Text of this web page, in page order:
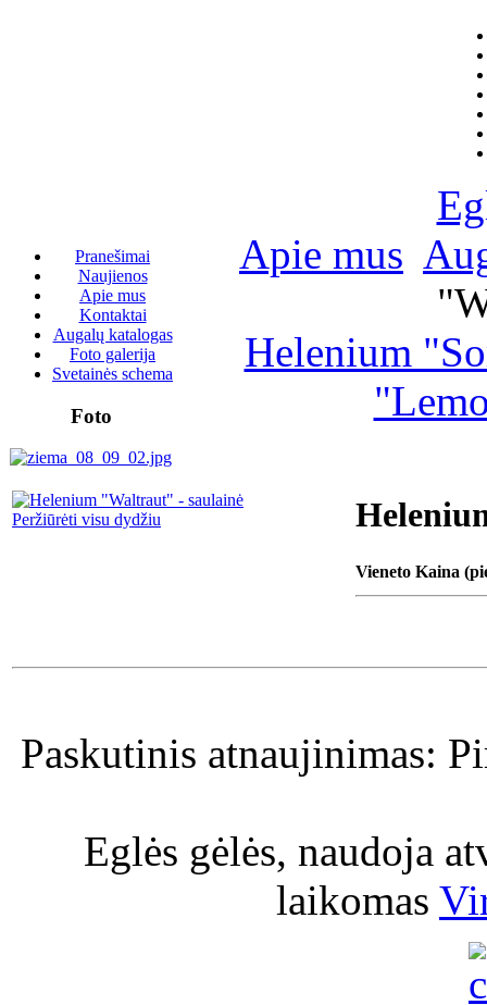
Pranešimai
Naujienos
Apie mus
Kontaktai
Augalų katalogas
Foto galerija
Svetainės schema
Foto
Apie mus
Helenium
Peržiūrėti visu dydžiu
Vieneto Kaina
Paskutinis atnaujinimas:
Eglės gėlės, naudoja
laikomas